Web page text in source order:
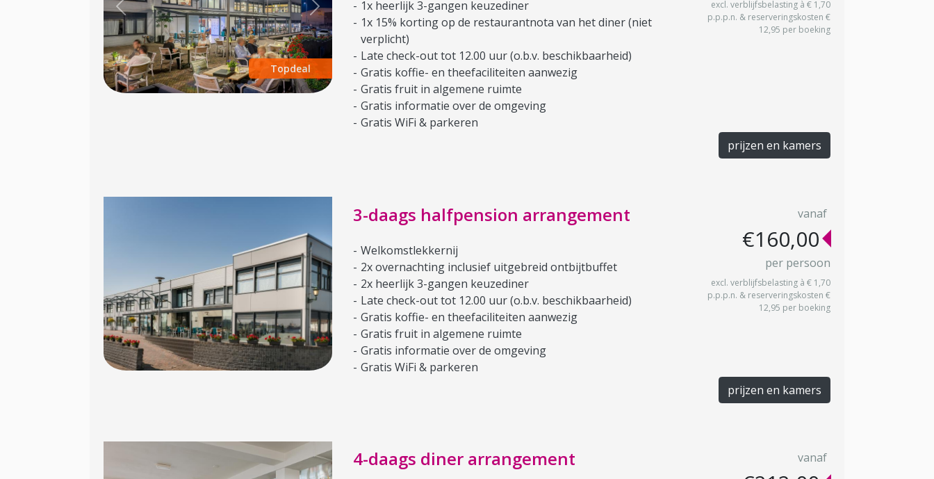
Topdeal
Previous Next
1x heerlijk 3-gangen keuzediner
1x 15% korting op de restaurantnota van het diner (niet
verplicht)
Late check-out tot 12.00 uur (o.b.v. beschikbaarheid)
Gratis koffie- en theefaciliteiten aanwezig
Gratis fruit in algemene ruimte
Gratis informatie over de omgeving
Gratis WiFi & parkeren
excl. verblijfsbelasting à € 1,70
p.p.p.n. & reserveringskosten €
12,95 per boeking
prijzen en kamers
3-daags halfpension arrangement
Welkomstlekkernij
2x overnachting inclusief uitgebreid ontbijtbuffet
2x heerlijk 3-gangen keuzediner
Late check-out tot 12.00 uur (o.b.v. beschikbaarheid)
Gratis koffie- en theefaciliteiten aanwezig
Gratis fruit in algemene ruimte
Gratis informatie over de omgeving
Gratis WiFi & parkeren
vanaf
€160,00
per persoon
excl. verblijfsbelasting à € 1,70
p.p.p.n. & reserveringskosten €
12,95 per boeking
prijzen en kamers
4-daags diner arrangement vanaf